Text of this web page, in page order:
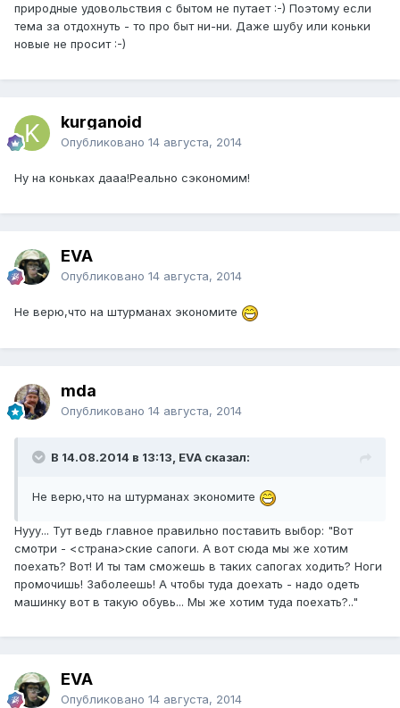
природные удовольствия с бытом не путает :-) Поэтому если
тема за отдохнуть - то про быт ни-ни. Даже шубу или коньки
новые не просит :-)
kurganoid
Опубликовано 14 августа, 2014
Ну на коньках дааа!Реально сэкономим!
EVA
Опубликовано 14 августа, 2014
Не верю,что на штурманах экономите
mda
Опубликовано 14 августа, 2014
В 14.08.2014 в 13:13, EVA сказал:
Не верю,что на штурманах экономите
Нууу... Тут ведь главное правильно поставить выбор: "Вот
смотри - <страна>ские сапоги. А вот сюда мы же хотим
поехать? Вот! И ты там сможешь в таких сапогах ходить? Ноги
промочишь! Заболеешь! А чтобы туда доехать - надо одеть
машинку вот в такую обувь... Мы же хотим туда поехать?.."
EVA
Опубликовано 14 августа, 2014